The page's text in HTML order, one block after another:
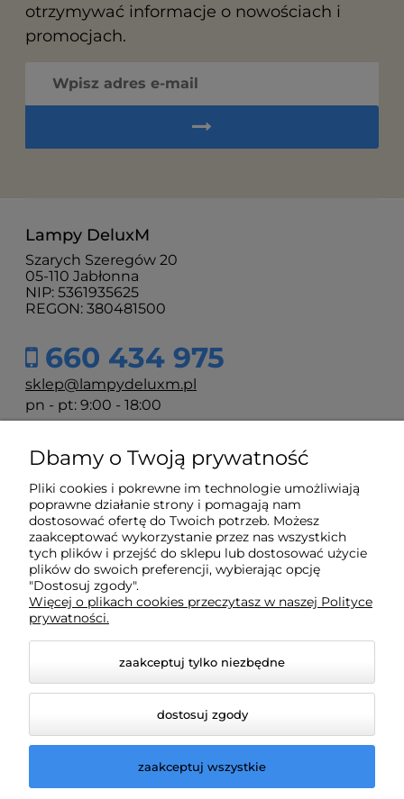
otrzymywać informacje o nowościach i
promocjach.
Lampy DeluxM
Szarych Szeregów 20
05-110 Jabłonna
NIP: 5361935625
REGON: 380481500
660 434 975
sklep@lampydeluxm.pl
pn - pt: 9:00 - 18:00
Moje konto
Płatności i dostawa
Informacje
O nas
Dbamy o Twoją prywatność
Pliki cookies i pokrewne im technologie umożliwiają
poprawne działanie strony i pomagają nam
dostosować ofertę do Twoich potrzeb. Możesz
zaakceptować wykorzystanie przez nas wszystkich
tych plików i przejść do sklepu lub dostosować użycie
plików do swoich preferencji, wybierając opcję
"Dostosuj zgody".
Więcej o plikach cookies przeczytasz w naszej Polityce
prywatności.
zaakceptuj tylko niezbędne
dostosuj zgody
zaakceptuj wszystkie